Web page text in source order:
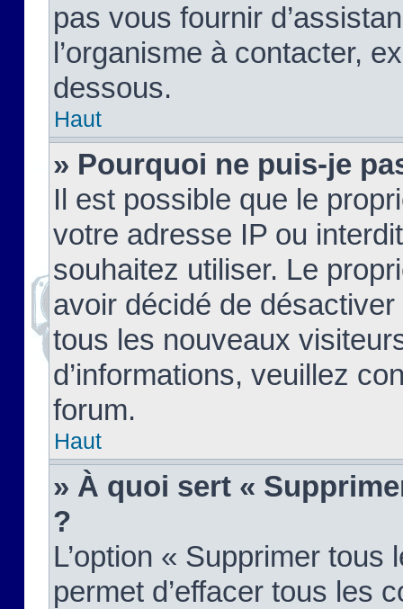
pas vous fournir
l’organisme à contacter,
dessous.
Haut
» Pourquoi ne puis-je
Il est possible que le
votre adresse IP ou
souhaitez utiliser. Le
avoir décidé de
tous les nouveaux
d’informations, veuillez
forum.
Haut
» À quoi sert «
?
L’option « Supprimer
permet d’effacer tous les